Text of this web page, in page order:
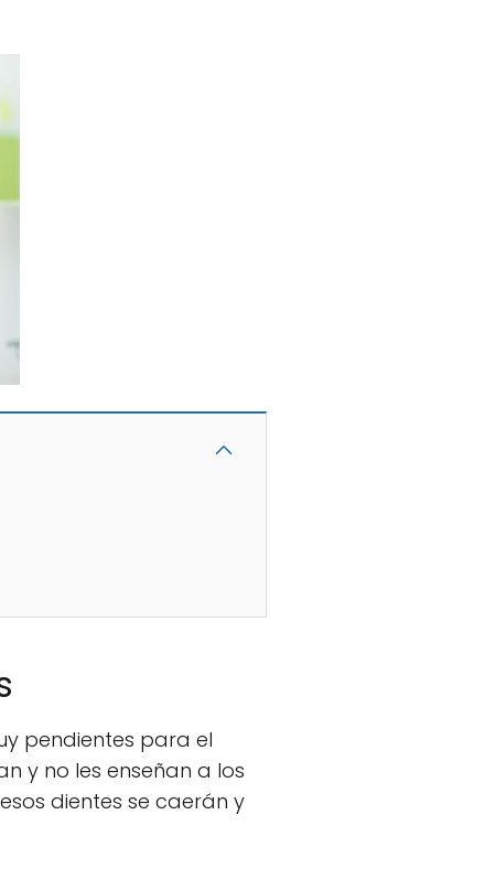
pendientes para el
y no les enseñan a los
dientes se caerán y